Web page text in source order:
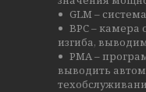
GLM –
BPC –
изгиба,
PMA –
выводить